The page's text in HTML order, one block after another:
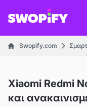
Swopify.com
Xiaomi Redmi
και